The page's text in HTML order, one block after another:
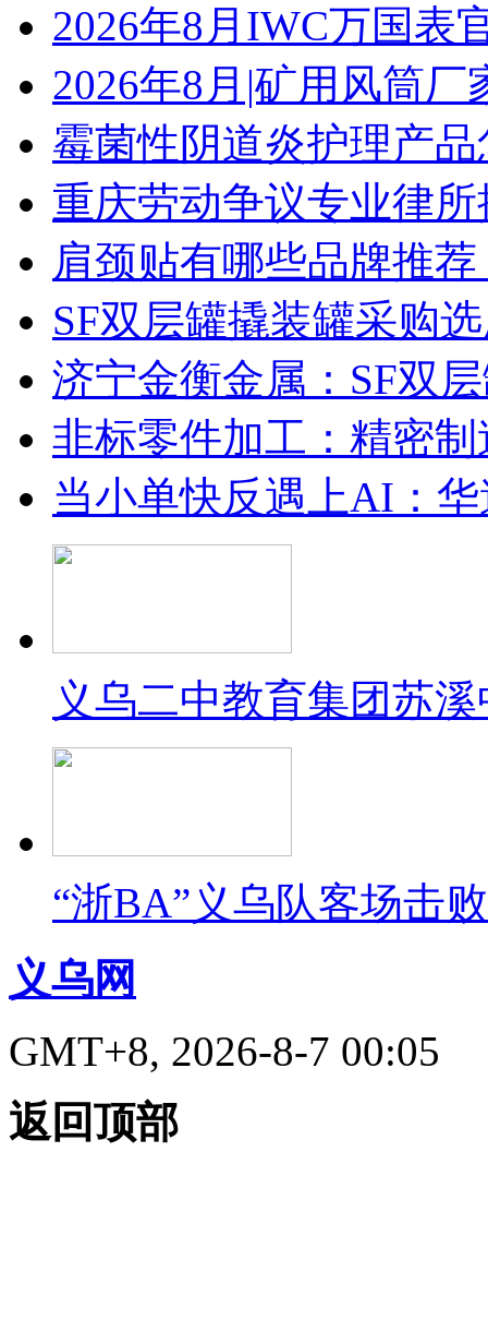
2026年8月IWC万国表
2026年8月|矿用风筒厂
霉菌性阴道炎护理产
重庆劳动争议专业律
肩颈贴有哪些品牌推
SF双层罐撬装罐采购
济宁金衡金属：SF双
非标零件加工：精密
当小单快反遇上AI：
义乌二中教育集团苏
“浙BA”义乌队客场击
义乌网
GMT+8, 2026-8-7 00:05
返回顶部